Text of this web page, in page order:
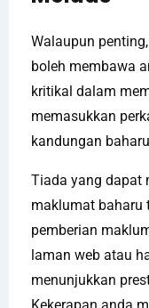
Walaupun
boleh membawa
kritikal dalam
memasukkan
kandungan
Tiada yang dapat
maklumat baharu
pemberian
laman web atau
menunjukkan
Kekerapan anda